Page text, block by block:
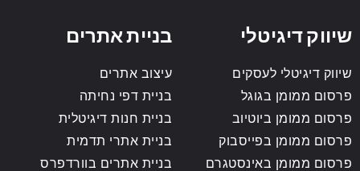
שיווק דיגיטלי
שיווק דיגיטלי לעסקים
פרסום ממומן בגוגל
פרסום ממומן ביוטיוב
פרסום ממומן בפייסבוק
פרסום ממומן באינסטגרם
בניית אתרים
עיצוב אתרים
בניית דפי נחיתה
בניית חנות דיגיטלית
בניית אתרי תדמית
בניית אתרים בוורדפרס